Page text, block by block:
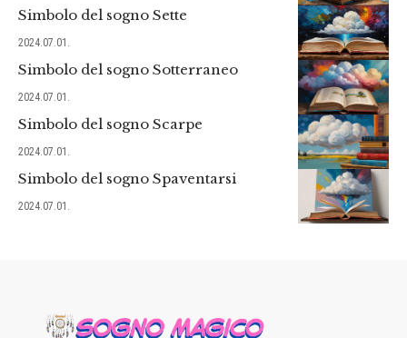
Simbolo del sogno Sette
2024.07.01.
Simbolo del sogno Sotterraneo
2024.07.01.
Simbolo del sogno Scarpe
2024.07.01.
Simbolo del sogno Spaventarsi
2024.07.01.